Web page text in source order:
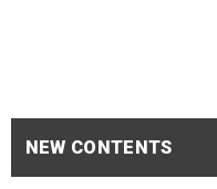
NEW CONTENTS